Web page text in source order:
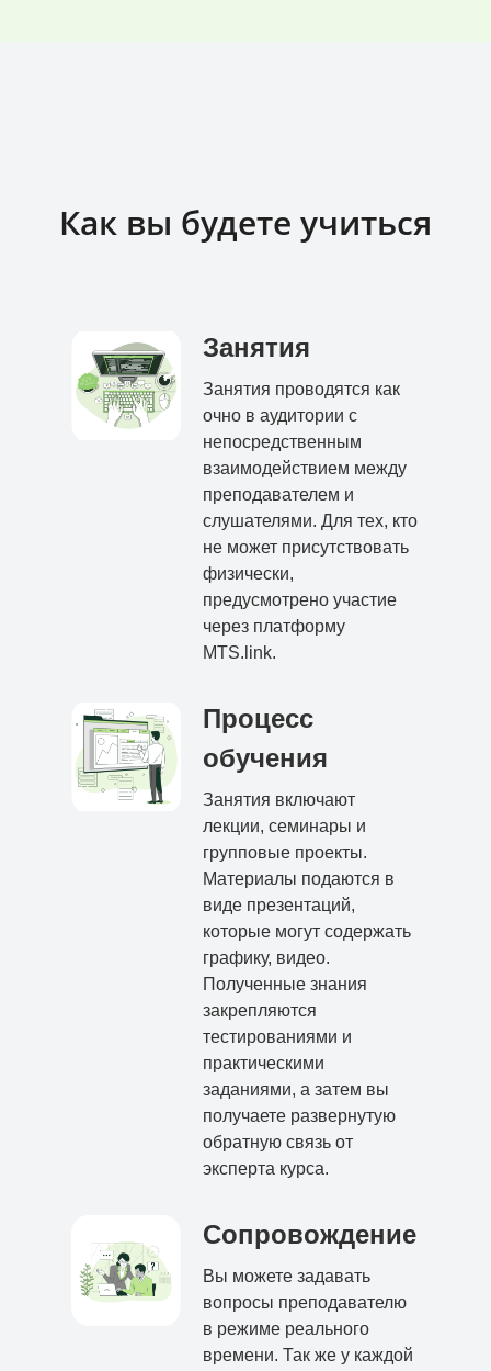
Как вы будете учиться
Занятия
Занятия проводятся как
очно в аудитории с
непосредственным
взаимодействием между
преподавателем и
слушателями. Для тех, кто
не может присутствовать
физически,
предусмотрено участие
через платформу
MTS.link.
Процесс
обучения
Занятия включают
лекции, семинары и
групповые проекты.
Материалы подаются в
виде презентаций,
которые могут содержать
графику, видео.
Полученные знания
закрепляются
тестированиями и
практическими
заданиями, а затем вы
получаете развернутую
обратную связь от
эксперта курса.
Сопровождение
Вы можете задавать
вопросы преподавателю
в режиме реального
времени. Так же у каждой